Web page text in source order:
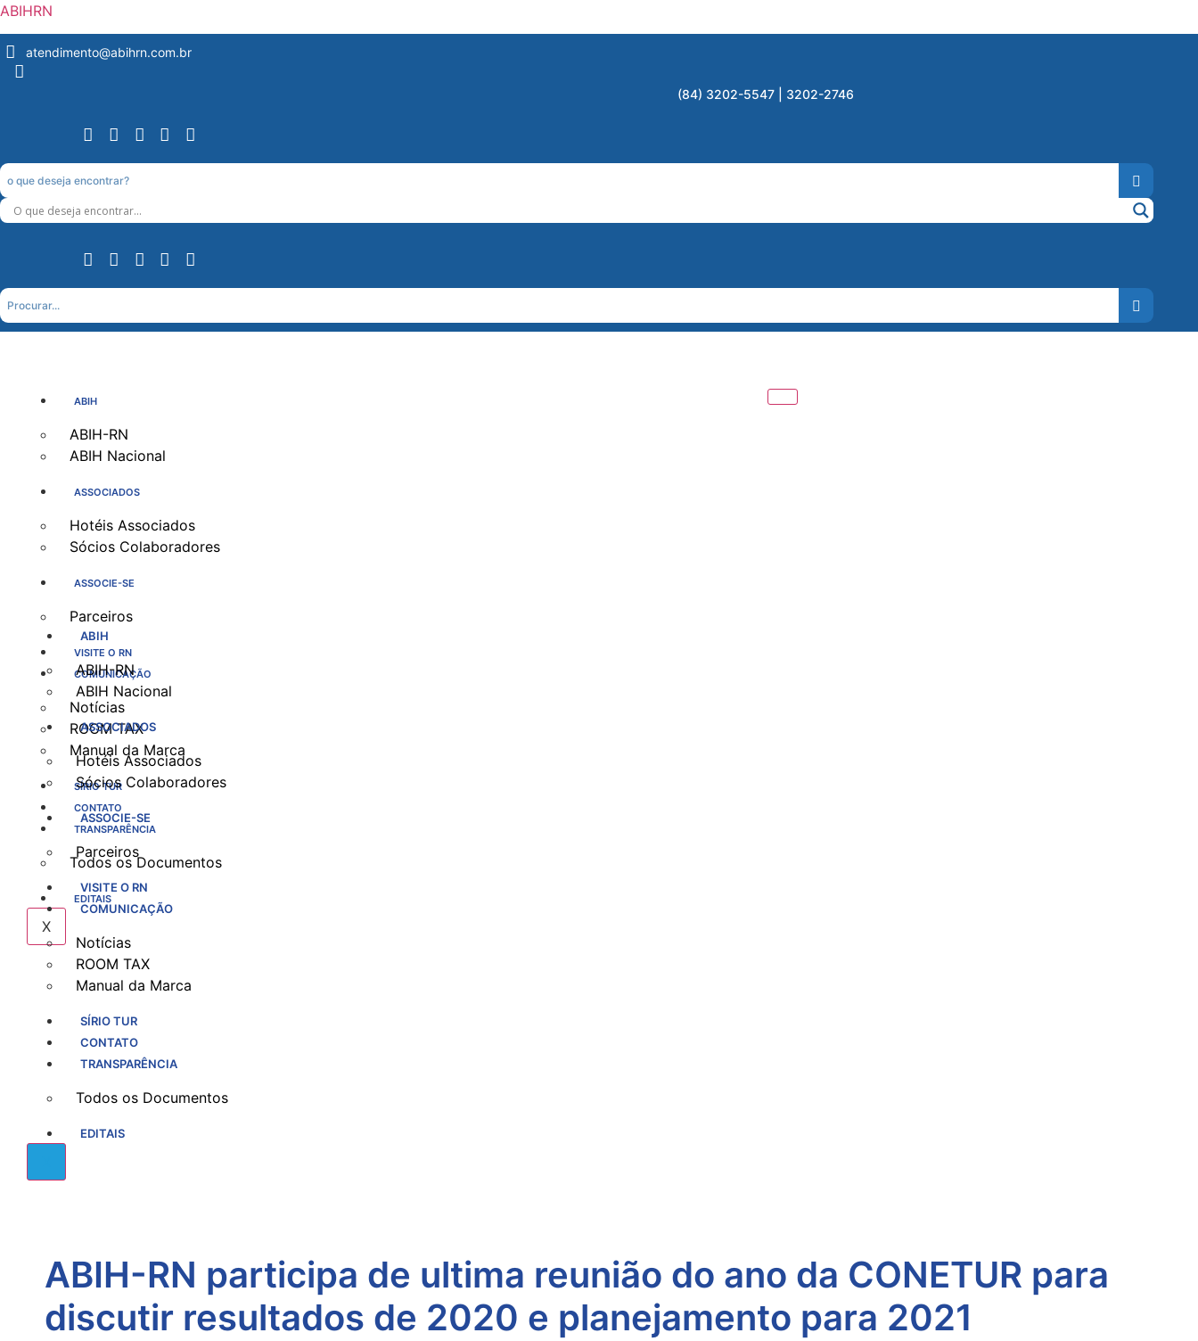
ABIHRN
atendimento@abihrn.com.br
(84) 3202-5547 | 3202-2746
ABIH
ABIH-RN
ABIH Nacional
ASSOCIADOS
Hotéis Associados
Sócios Colaboradores
ASSOCIE-SE
Parceiros
VISITE O RN
COMUNICAÇÃO
Notícias
ROOM TAX
Manual da Marca
SÍRIO TUR
CONTATO
TRANSPARÊNCIA
Todos os Documentos
EDITAIS
X
ABIH
ABIH-RN
ABIH Nacional
ASSOCIADOS
Hotéis Associados
Sócios Colaboradores
ASSOCIE-SE
Parceiros
VISITE O RN
COMUNICAÇÃO
Notícias
ROOM TAX
Manual da Marca
SÍRIO TUR
CONTATO
TRANSPARÊNCIA
Todos os Documentos
EDITAIS
ABIH-RN participa de ultima reunião do ano da CONETUR para
discutir resultados de 2020 e planejamento para 2021